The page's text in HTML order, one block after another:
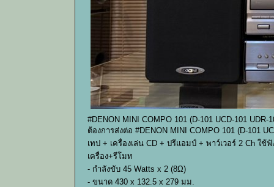
#DENON MINI COMPO 101 (D-101 UCD-101 UDR-
ต้องการส่งต่อ #DENON MINI COMPO 101 (D-101
เทป + เครื่องเล่น CD + ปรีแอมป์ + พาว์เวอร์ 2 Ch
เครื่อง+รีโมท
- กำลังขับ 45 Watts x 2 (8Ω)
- ขนาด 430 x 132.5 x 279 มม.